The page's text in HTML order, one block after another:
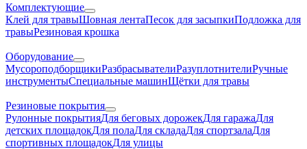
Комплектующие
Клей для травыШовная лентаПесок для засыпкиПодложка для
травыРезиновая крошка
Оборудование
МусороподборщикиРазбрасывателиРазуплотнителиРучные
инструментыСпециальные машинЩётки для травы
Резиновые покрытия
Рулонные покрытияДля беговых дорожекДля гаражаДля
детских площадокДля полаДля складаДля спортзалаДля
спортивных площадокДля улицы